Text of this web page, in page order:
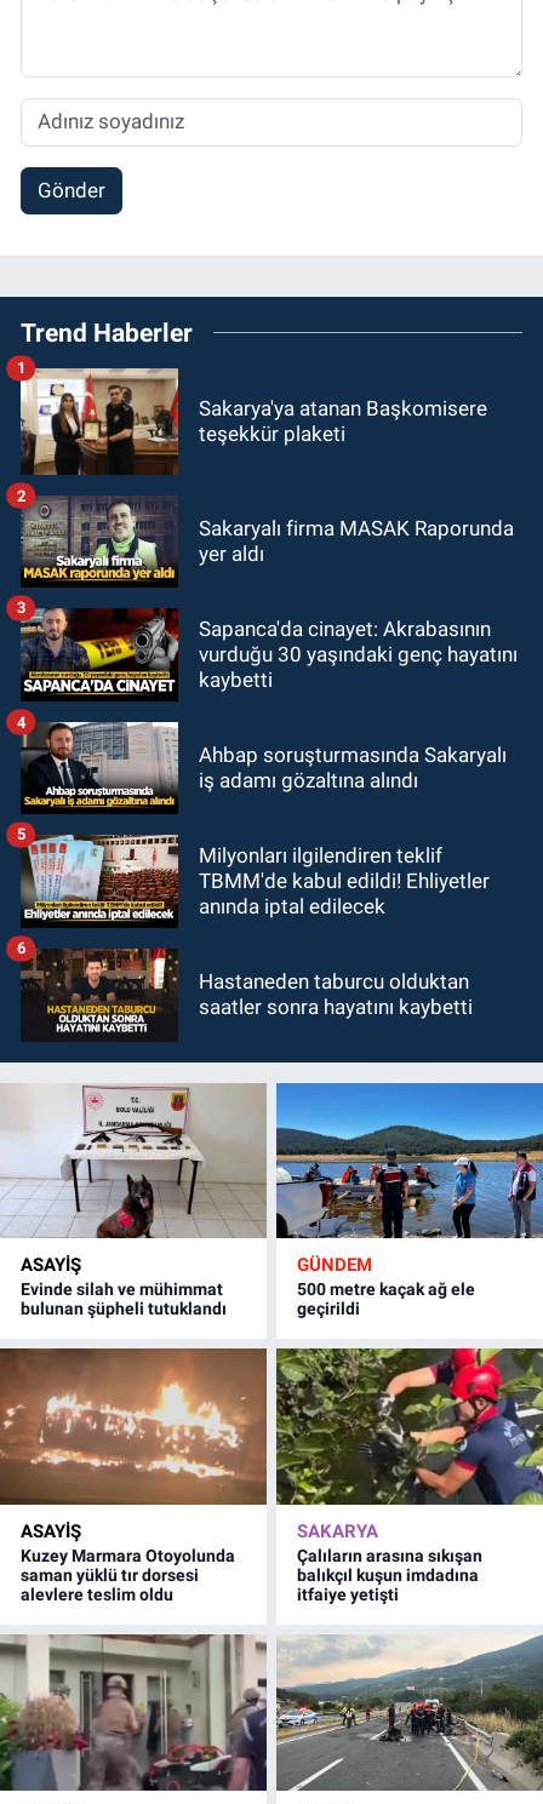
Gönder
Trend Haberler
Sakarya'ya atanan Başkomisere
teşekkür plaketi
1
Sakaryalı firma MASAK Raporunda
yer aldı
2
Sapanca'da cinayet: Akrabasının
vurduğu 30 yaşındaki genç hayatını
kaybetti
3
Ahbap soruşturmasında Sakaryalı
iş adamı gözaltına alındı
4
Milyonları ilgilendiren teklif
TBMM'de kabul edildi! Ehliyetler
anında iptal edilecek
5
Hastaneden taburcu olduktan
saatler sonra hayatını kaybetti
6
ASAYİŞ
Evinde silah ve mühimmat
bulunan şüpheli tutuklandı
GÜNDEM
500 metre kaçak ağ ele
geçirildi
ASAYİŞ
Kuzey Marmara Otoyolunda
saman yüklü tır dorsesi
alevlere teslim oldu
SAKARYA
Çalıların arasına sıkışan
balıkçıl kuşun imdadına
itfaiye yetişti